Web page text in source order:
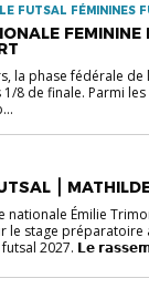
FUTSAL FÉMININES
la phase fédérale
1/8 de finale. Parmi
⎮
nationale Émilie
le stage
futsal 2027. 𝗟𝗲